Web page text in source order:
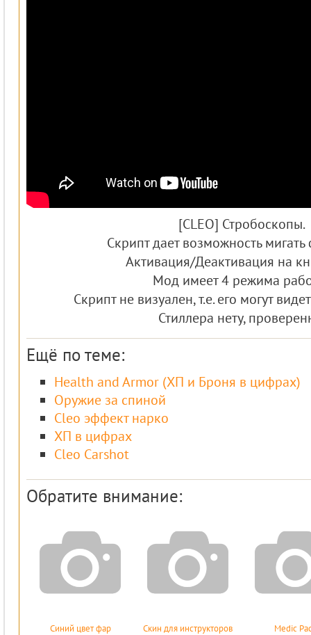
[CLEO] Стробоскопы.
Скрипт дает возможность
Активация/Деактивация на
Мод имеет 4 режима
Скрипт не визуален, т.е. его могут
Стиллера нету,
Ещё по теме:
Health and Armor (ХП и Броня в цифрах)
Оружие за спиной
Cleo эффект нарко
ХП в цифрах
Cleo Carshot
Обратите внимание:
Синий цвет фар Скин для инструкторов Medic